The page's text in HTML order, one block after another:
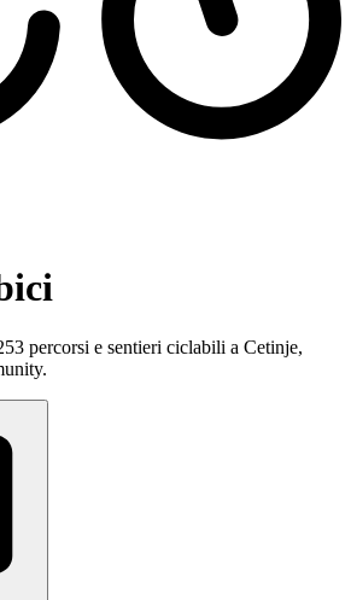
percorsi e sentieri ciclabili a Cetinje,